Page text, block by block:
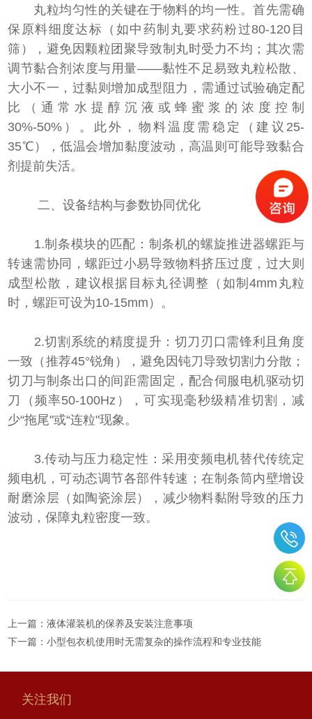
丸粒均匀性的关键在于物料的均一性。首先需确
保原料细度达标（如中药制丸要求药粉过80-120目
筛），避免因颗粒团聚导致制丸时受力不均；其次需
调节黏合剂浓度与用量——黏性不足易致丸粒松散、
大小不一，过黏则增加成型阻力，需通过试验确定配
比（通常水提醇沉液或蜂蜜浆的浓度控制
30%-50%）。此外，物料温度需稳定（建议25-
35℃），低温会增加黏度波动，高温则可能导致黏合
剂提前失活。
二、设备结构与参数协同优化
1.制条模块的匹配：制条机的螺旋推进器螺距与
转速需协同，螺距过小易导致物料挤压过度，过大则
成型松散，建议根据目标丸径调整（如制4mm丸粒
时，螺距可设为10-15mm）。
2.切割系统的精度提升：切刀刃口需锋利且角度
一致（推荐45°锐角），避免因钝刀导致切割力分散；
切刀与制条出口的间距需固定，配合伺服电机驱动切
刀（频率50-100Hz），可实现毫秒级精准切割，减
少“拖尾"或“连粒"现象。
3.传动与压力稳定性：采用变频电机替代传统定
频电机，可动态调节各部件转速；在制条筒内壁增设
耐磨涂层（如陶瓷涂层），减少物料黏附导致的压力
波动，保障丸粒密度一致。
上一篇：液体灌装机的保养及安装注意事项
下一篇：小型包衣机使用时无需复杂的操作流程和专业技能
关注我们